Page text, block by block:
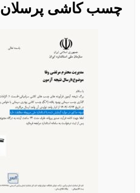
چسب کاشی پرسلان C2